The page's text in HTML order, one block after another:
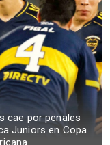
cae por penales
Juniors en Copa